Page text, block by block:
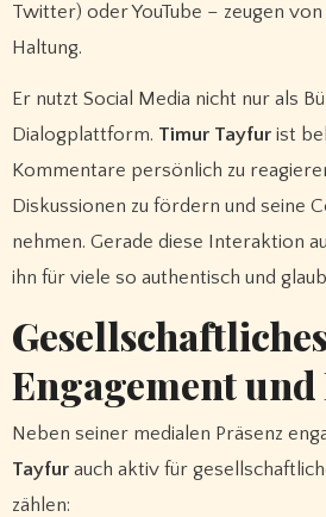
Twitter) oder YouTube – zeugen
Haltung.
Er nutzt Social Media nicht nur als
Dialogplattform. Timur Tayfurist
Kommentare persönlich zu
Diskussionen zu fördern und seine
nehmen. Gerade diese Interaktion
ihn für viele so authentisch und
Engagement
Neben seiner medialen Präsenz
Tayfurauch aktiv für
zählen: